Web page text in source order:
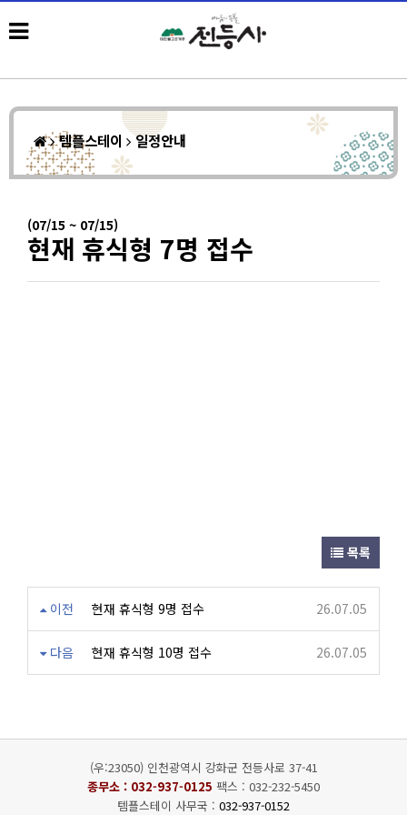
템플스테이 일정안내
(07/15 ~ 07/15)
현재 휴식형 7명 접수
목록
이전 현재 휴식형 9명 접수 26.07.05
다음 현재 휴식형 10명 접수 26.07.05
(우:23050) 인천광역시 강화군 전등사로 37-41
종무소 : 032-937-0125 팩스 : 032-232-5450
템플스테이 사무국 : 032-937-0152